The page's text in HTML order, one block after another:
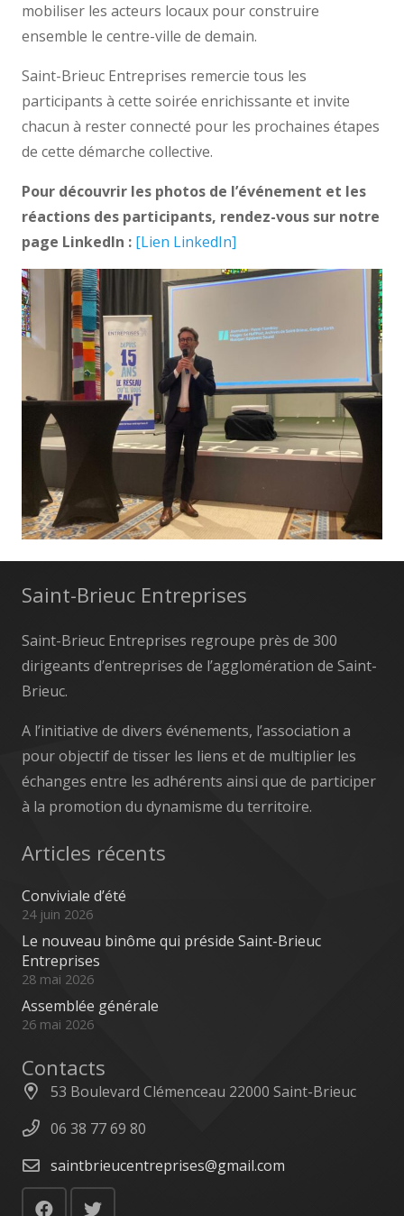
mobiliser les acteurs locaux pour construire
ensemble le centre-ville de demain.
Saint-Brieuc Entreprises remercie tous les
participants à cette soirée enrichissante et invite
chacun à rester connecté pour les prochaines étapes
de cette démarche collective.
Pour découvrir les photos de l’événement et les
réactions des participants, rendez-vous sur notre
page LinkedIn : [Lien LinkedIn]
Saint-Brieuc Entreprises
Saint-Brieuc Entreprises regroupe près de 300
dirigeants d’entreprises de l’agglomération de Saint-
Brieuc.
A l’initiative de divers événements, l’association a
pour objectif de tisser les liens et de multiplier les
échanges entre les adhérents ainsi que de participer
à la promotion du dynamisme du territoire.
Articles récents
Conviviale d’été
24 juin 2026
Le nouveau binôme qui préside Saint-Brieuc
Entreprises
28 mai 2026
Assemblée générale
26 mai 2026
Contacts
53 Boulevard Clémenceau 22000 Saint-Brieuc
06 38 77 69 80
saintbrieucentreprises@gmail.com